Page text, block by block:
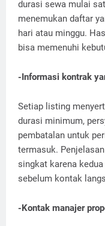
durasi sewa mulai
menemukan daftar
hari atau minggu.
bisa memenuhi
-Informasi kontrak
Setiap listing
durasi minimum,
pembatalan untuk
termasuk.
singkat karena
sebelum kontak
-Kontak manajer